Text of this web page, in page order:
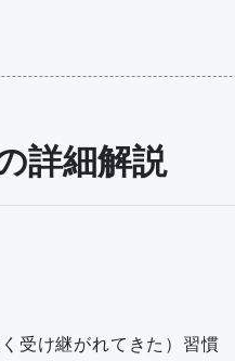
詳細解説
受け継がれてきた）習慣